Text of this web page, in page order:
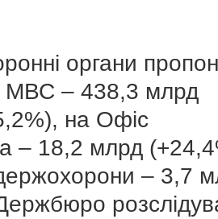
органи
МВС – 438,3 млрд
на Офіс
– 18,2 млрд
– 3,7